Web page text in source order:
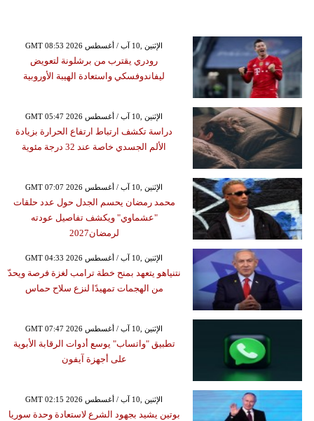
GMT 08:53 2026 الإثنين ,10 آب / أغسطس
رودري يقترب من برشلونة لتعويض
ليفاندوفسكي واستعادة الهيبة الأوروبية
GMT 05:47 2026 الإثنين ,10 آب / أغسطس
دراسة تكشف ارتباط ارتفاع الحرارة بزيادة
الألم الجسدي خاصة عند 32 درجة مئوية
GMT 07:07 2026 الإثنين ,10 آب / أغسطس
محمد رمضان يحسم الجدل حول عدد حلقات
"عشماوي" ويكشف تفاصيل عودته
لرمضان2027
GMT 04:33 2026 الإثنين ,10 آب / أغسطس
نتنياهو يتعهد بمنح خطة ترامب لغزة فرصة ويحدّ
من الهجمات تمهيدًا لنزع سلاح حماس
GMT 07:47 2026 الإثنين ,10 آب / أغسطس
تطبيق "واتساب" يوسع أدوات الرقابة الأبوية
على أجهزة آيفون
GMT 02:15 2026 الإثنين ,10 آب / أغسطس
بوتين يشيد بجهود الشرع لاستعادة وحدة سوريا